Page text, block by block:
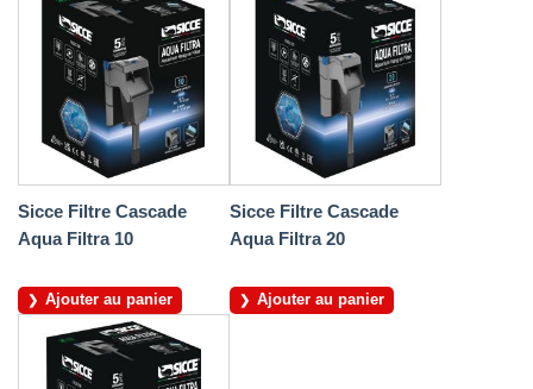
Sicce Filtre Cascade
Aqua Filtra 10
Ajouter au panier
Sicce Filtre Cascade
Aqua Filtra 20
Ajouter au panier